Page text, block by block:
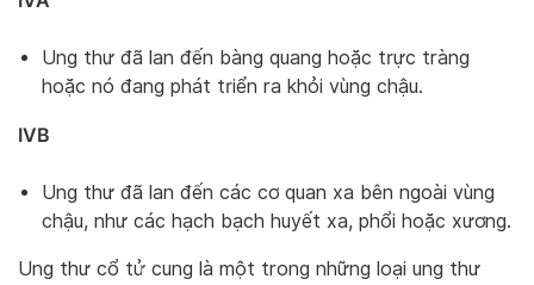
Ung thư đã lan đến bàng quang hoặc trực tràng
hoặc nó đang phát triển ra khỏi vùng chậu.
IVB
Ung thư đã lan đến các cơ quan xa bên ngoài vùng
chậu, như các hạch bạch huyết xa, phổi hoặc xương.
Ung thư cổ tử cung là một trong những loại ung thư